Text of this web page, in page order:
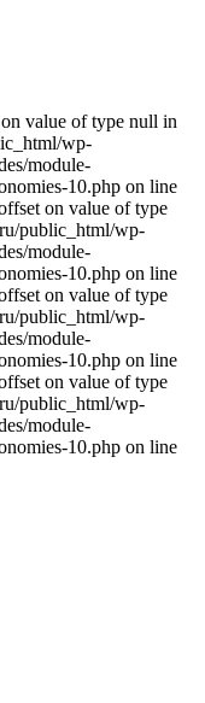
value of type null in
wp-
module-
10.php on line
on value of type
public_html/wp-
module-
10.php on line
on value of type
public_html/wp-
module-
10.php on line
on value of type
public_html/wp-
module-
10.php on line